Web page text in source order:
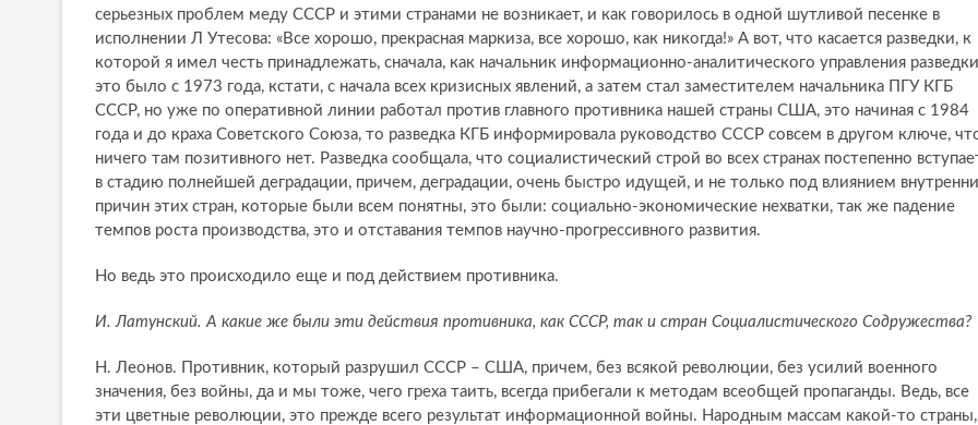
серьезных проблем меду СССР и этими странами не возникает, и как говорилось в одной шутливой песенке в
исполнении Л Утесова: «Все хорошо, прекрасная маркиза, все хорошо, как никогда!» А вот, что касается разведки, к
которой я имел честь принадлежать, сначала, как начальник информационно-аналитического управления
это было с 1973 года, кстати, с начала всех кризисных явлений, а затем стал заместителем начальника ПГУ КГБ
СССР, но уже по оперативной линии работал против главного противника нашей страны США, это начиная с 1984
года и до краха Советского Союза, то разведка КГБ информировала руководство СССР совсем в другом ключе,
ничего там позитивного нет. Разведка сообщала, что социалистический строй во всех странах постепенно
в стадию полнейшей деградации, причем, деградации, очень быстро идущей, и не только под влиянием
причин этих стран, которые были всем понятны, это были: социально-экономические нехватки, так же падение
темпов роста производства, это и отставания темпов научно-прогрессивного развития.
Но ведь это происходило еще и под действием противника.
И. Латунский. А какие же были эти действия противника, как СССР, так и стран Социалистического Содружества?
Н. Леонов. Противник, который разрушил СССР – США, причем, без всякой революции, без усилий военного
значения, без войны, да и мы тоже, чего греха таить, всегда прибегали к методам всеобщей пропаганды. Ведь, все
эти цветные революции, это прежде всего результат информационной войны. Народным массам какой-то страны,